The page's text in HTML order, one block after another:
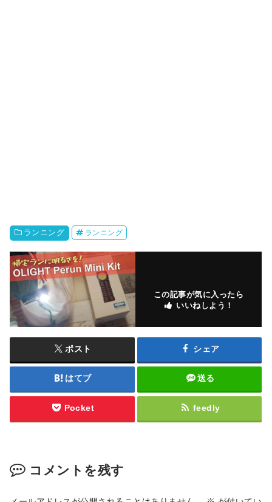
ランニング ランニング
この記事が気に入ったら
いいねしよう！
ポスト シェア
はてブ 送る
Pocket feedly
コメントを残す